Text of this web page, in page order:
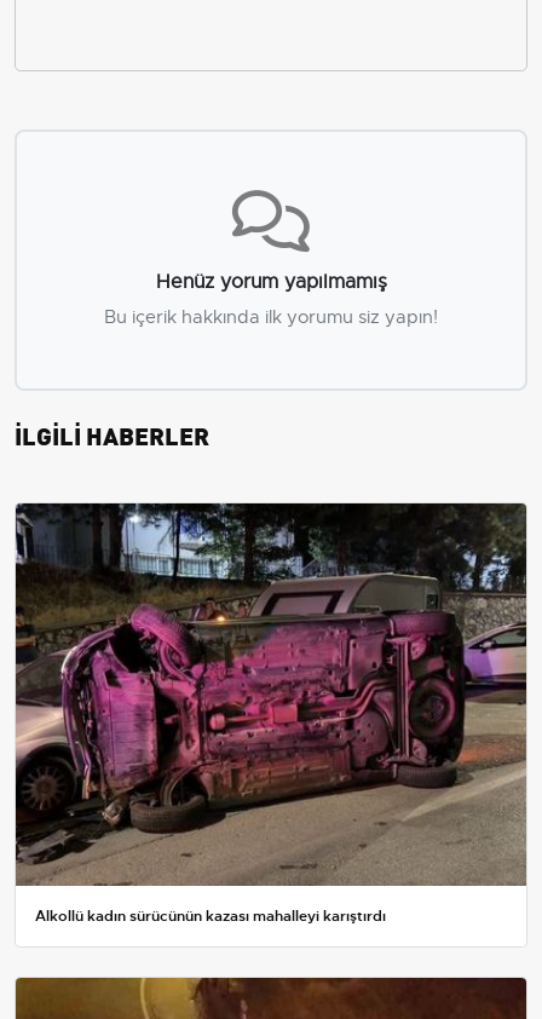
Henüz yorum yapılmamış
Bu içerik hakkında ilk yorumu siz yapın!
İLGİLİ HABERLER
Alkollü kadın sürücünün kazası mahalleyi karıştırdı